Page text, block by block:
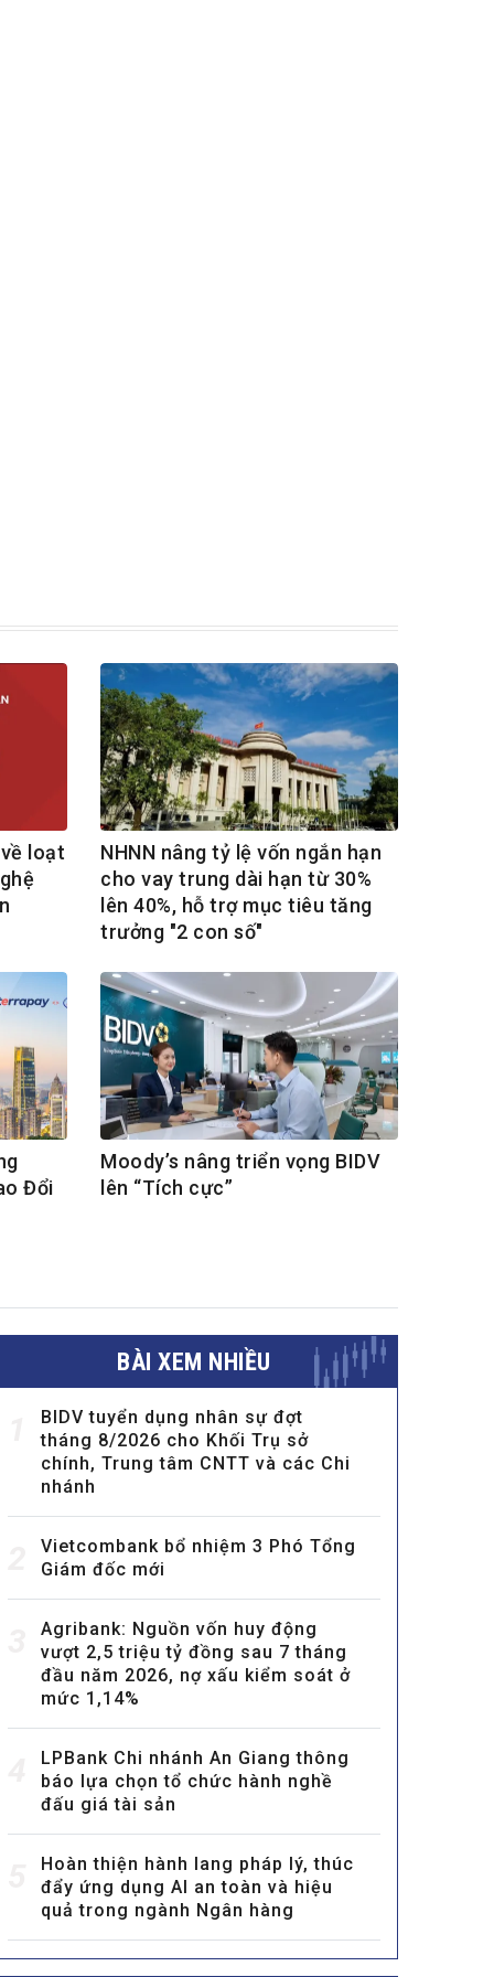
loạt
NHNN nâng tỷ lệ vốn ngắn hạn
cho vay trung dài hạn từ 30%
lên 40%, hỗ trợ mục tiêu tăng
trưởng "2 con số"
Đổi
Moody’s nâng triển vọng BIDV
lên “Tích cực”
BÀI XEM NHIỀU
BIDV tuyển dụng nhân sự đợt
tháng 8/2026 cho Khối Trụ sở
chính, Trung tâm CNTT và các Chi
nhánh
Vietcombank bổ nhiệm 3 Phó Tổng
Giám đốc mới
Agribank: Nguồn vốn huy động
vượt 2,5 triệu tỷ đồng sau 7 tháng
đầu năm 2026, nợ xấu kiểm soát ở
mức 1,14%
LPBank Chi nhánh An Giang thông
báo lựa chọn tổ chức hành nghề
đấu giá tài sản
Hoàn thiện hành lang pháp lý, thúc
đẩy ứng dụng AI an toàn và hiệu
quả trong ngành Ngân hàng